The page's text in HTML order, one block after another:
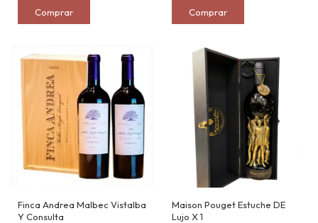
Finca Andrea Malbec Vistalba
Y Consulta
Maison Pouget Estuche DE
Lujo X 1